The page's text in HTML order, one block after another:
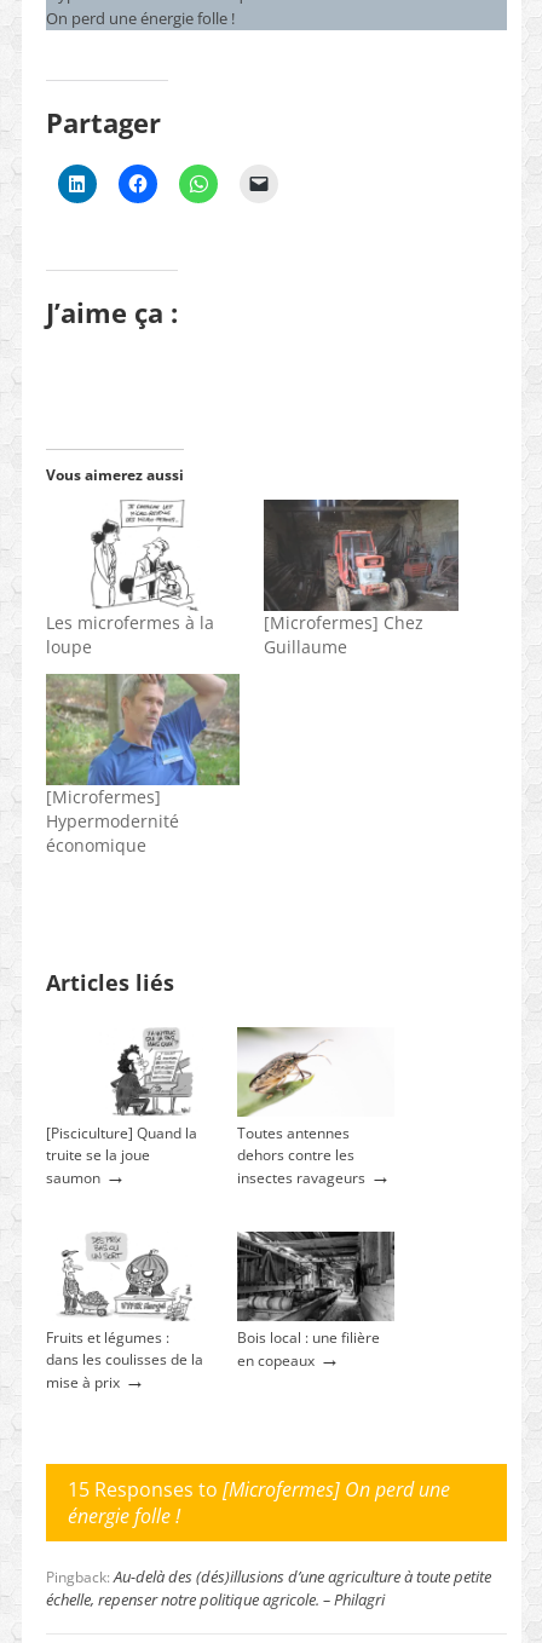
On perd une énergie folle !
Partager
J’aime ça :
Vous aimerez aussi
Les microfermes à la
loupe
[Microfermes] Chez
Guillaume
[Microfermes]
Hypermodernité
économique
Articles liés
[Pisciculture] Quand la
truite se la joue
saumon→
Toutes antennes
dehors contre les
insectes ravageurs→
Fruits et légumes :
dans les coulisses de la
mise à prix→
Bois local : une filière
en copeaux→
15 Responses to [Microfermes] On perd une
énergie folle !
Pingback:Au-delà des (dés)illusions d’une agriculture à toute petite
échelle, repenser notre politique agricole. – Philagri